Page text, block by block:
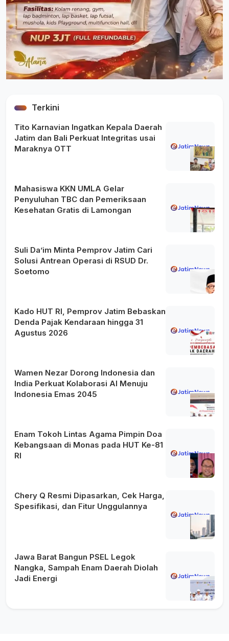
Terkini
Tito Karnavian Ingatkan Kepala Daerah
Jatim dan Bali Perkuat Integritas usai
Maraknya OTT
Mahasiswa KKN UMLA Gelar
Penyuluhan TBC dan Pemeriksaan
Kesehatan Gratis di Lamongan
Suli Da’im Minta Pemprov Jatim Cari
Solusi Antrean Operasi di RSUD Dr.
Soetomo
Kado HUT RI, Pemprov Jatim Bebaskan
Denda Pajak Kendaraan hingga 31
Agustus 2026
Wamen Nezar Dorong Indonesia dan
India Perkuat Kolaborasi AI Menuju
Indonesia Emas 2045
Enam Tokoh Lintas Agama Pimpin Doa
Kebangsaan di Monas pada HUT Ke-81
RI
Chery Q Resmi Dipasarkan, Cek Harga,
Spesifikasi, dan Fitur Unggulannya
Jawa Barat Bangun PSEL Legok
Nangka, Sampah Enam Daerah Diolah
Jadi Energi